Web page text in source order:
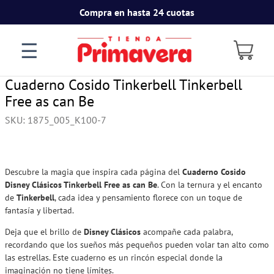
Compra en hasta 24 cuotas
☰
Cuaderno Cosido Tinkerbell Tinkerbell
Free as can Be
SKU: 1875_005_K100-7
Descubre la magia que inspira cada página del Cuaderno Cosido
Disney Clásicos Tinkerbell Free as can Be. Con la ternura y el encanto
de Tinkerbell, cada idea y pensamiento florece con un toque de
fantasía y libertad.
Deja que el brillo de Disney Clásicos acompañe cada palabra,
recordando que los sueños más pequeños pueden volar tan alto como
las estrellas. Este cuaderno es un rincón especial donde la
imaginación no tiene límites.